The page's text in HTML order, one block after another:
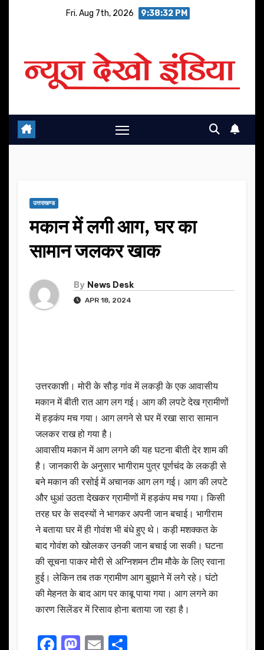
Fri. Aug 7th, 2026 9:38:33 PM
उत्तराखण्ड
मकान में लगी आग, घर का
सामान जलकर खाक
By News Desk
APR 18, 2024
उत्तरकाशी। मोरी के सौड़ गांव में लकड़ी के एक आवासीय
मकान में बीती रात आग लग गई। आग की लपटे देख ग्रामीणों
में हड़कंप मच गया। आग लगने से घर में रखा सारा सामान
जलकर राख हो गया है।
आवासीय मकान में आग लगने की यह घटना बीती देर शाम की
है। जानकारी के अनुसार भागीराम पुत्र पूर्णचंद के लकड़ी से
बने मकान की रसोई में अचानक आग लग गई। आग की लपटे
और धुआं उठता देखकर ग्रामीणों में हड़कंप मच गया। किसी
तरह घर के सदस्यों ने भागकर अपनी जान बचाई। भागीराम
ने बताया घर में ही गोवंश भी बंधे हुए थे। कड़ी मशक्कत के
बाद गोवंश को खोलकर उनकी जान बचाई जा सकी। घटना
की सूचना पाकर मोरी से अग्निशमन टीम मौके के लिए रवाना
हुई। लेकिन तब तक ग्रामीण आग बुझाने में लगे रहे। घंटो
की मेहनत के बाद आग पर काबू पाया गया। आग लगने का
कारण सिलेंडर में रिसाव होना बताया जा रहा है।
F
M E